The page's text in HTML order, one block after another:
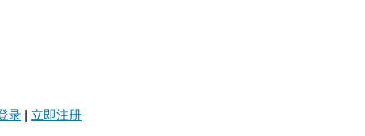
录 立即注册